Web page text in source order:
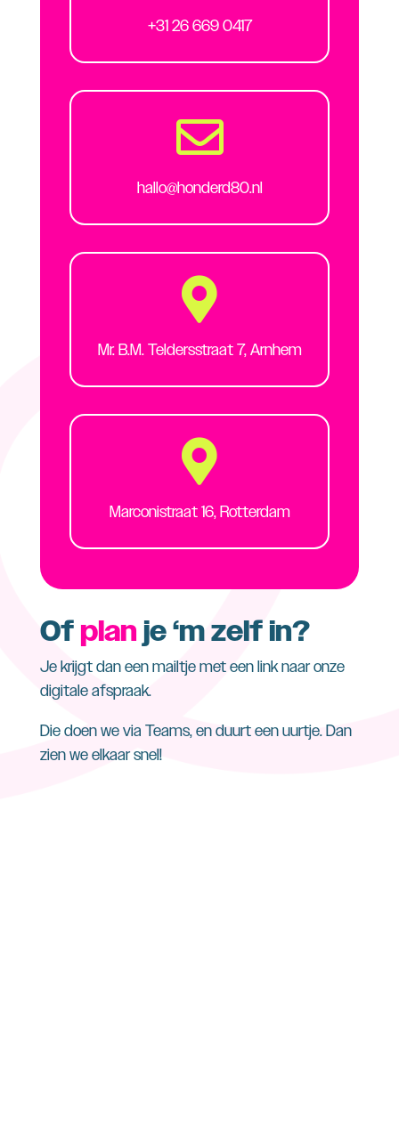
+31 26 669 0417

hallo@honderd80.nl

Mr. B.M. Teldersstraat 7,Arnhem

Marconistraat 16,Rotterdam
Ofplanje ‘m zelf in?
Je krijgt dan een mailtje met een link naar onze
digitale afspraak.
Die doen we via Teams, en duurt een uurtje. Dan
zien we elkaar snel!